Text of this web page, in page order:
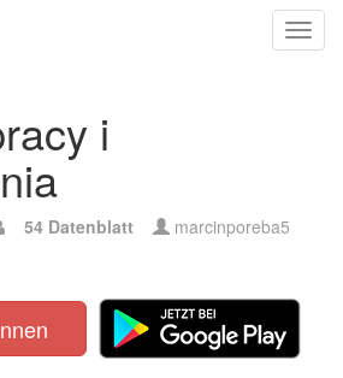
i
54 Datenblatt marcinporeba5